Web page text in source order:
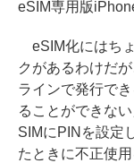
eSIM専用版
eSIM化にはち
クがあるわけだ
ラインで発行で
ることができな
SIMにPINを設定
たときに不正使用